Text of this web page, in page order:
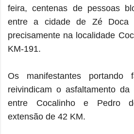
feira, centenas de pessoas
entre a cidade de Zé Doca
precisamente na localidade
KM-191.
Os manifestantes portando
reivindicam o asfaltamento
entre Cocalinho e Pedro
extensão de 42 KM.